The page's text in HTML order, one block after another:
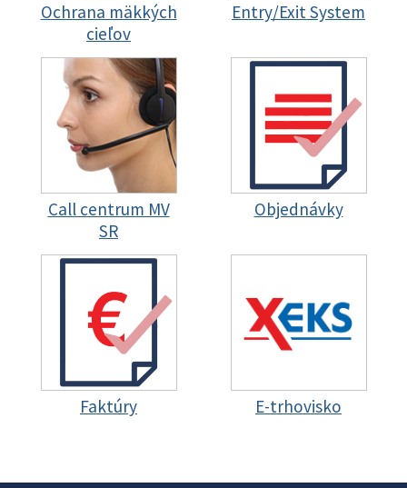
Ochrana mäkkých
cieľov
Entry/Exit System
Call centrum MV
SR
Objednávky
Faktúry E-trhovisko